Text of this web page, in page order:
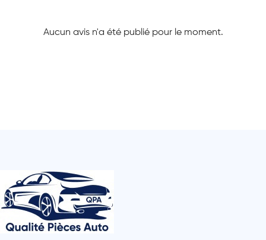
Aucun avis n'a été publié pour le moment.